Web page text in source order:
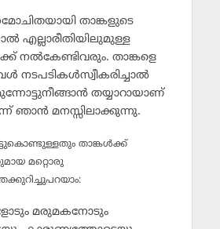
താങ്കളുടെ
എല്ലാരീതിയിലുമുള്ള
നല്‍കേണ്ടിവരും. താങ്കളെ
നടപടികള്‍സ്വീകരിച്ചാല്‍
തയ്യാറായാണ്
ഞാന്‍ മനസ്സിലാക്കുന്നു.
താങ്കള്‍ക്ക്
മറ്റൊരു
മരുമകനോടും